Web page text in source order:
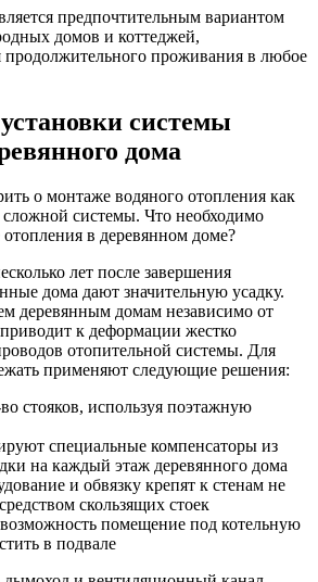
предпочтительным вариантом
домов и коттеджей,
продолжительного проживания в любое
системы
дома
о монтаже водяного отопления как
сложной системы. Что необходимо
отопления в деревянном доме?
лет после завершения
дома дают значительную усадку.
деревянным домам независимо от
к деформации жестко
отопительной системы. Для
применяют следующие решения:
стояков, используя поэтажную
специальные компенсаторы из
на каждый этаж деревянного дома
и обвязку крепят к стенам не
скользящих стоек
возможность помещение под котельную
в подвале